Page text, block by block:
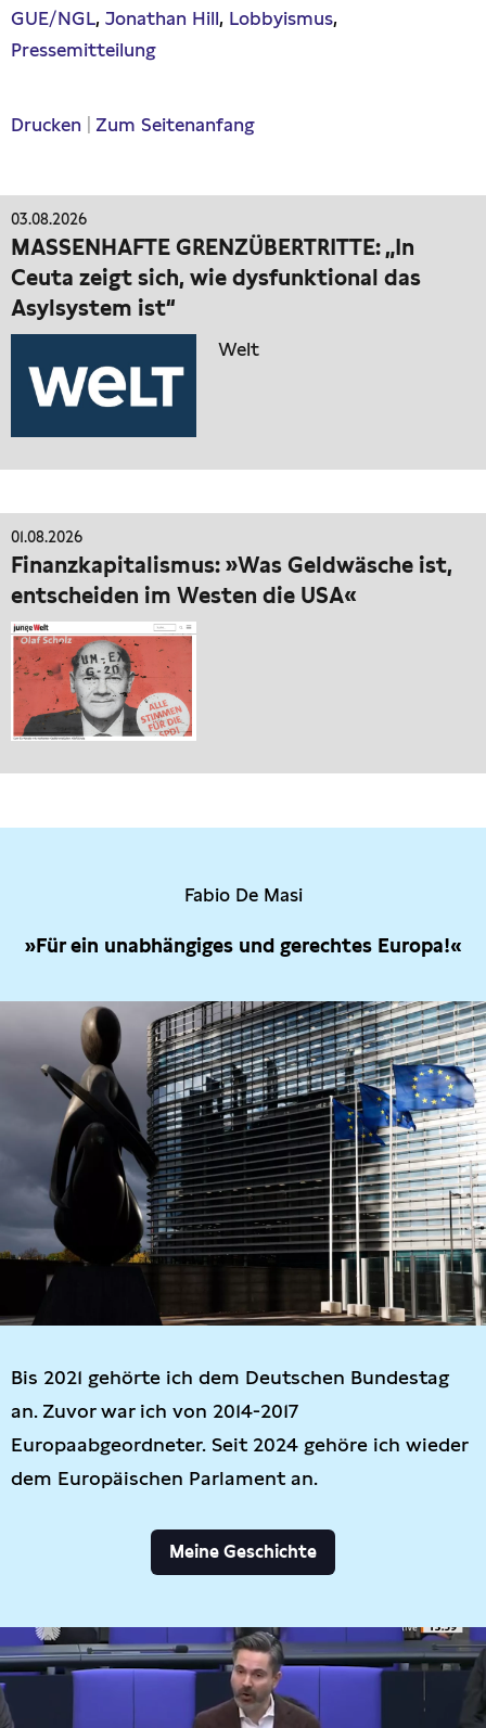
GUE/NGL Jonathan Hill Lobbyismus
Pressemitteilung
Drucken Zum Seitenanfang
03.08.2026
MASSENHAFTE GRENZÜBERTRITTE: „In
Ceuta zeigt sich, wie dysfunktional das
Asylsystem ist“
Welt
01.08.2026
Finanzkapitalismus: »Was Geldwäsche ist,
entscheiden im Westen die USA«
Fabio De Masi
»Für ein unabhängiges und gerechtes Europa!«
Bis 2021 gehörte ich dem Deutschen Bundestag
an. Zuvor war ich von 2014-2017
Europaabgeordneter. Seit 2024 gehöre ich wieder
dem Europäischen Parlament an.
Meine Geschichte